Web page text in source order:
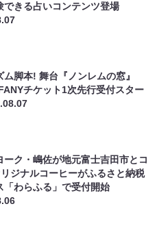
できる占いコンテンツ登場
ム脚本! 舞台『ノンレムの窓』
チケット1次先行受付スター
ーク・嶋佐が地元富士吉田市とコ
ジナルコーヒーがふるさと納税
「わらふる」で受付開始